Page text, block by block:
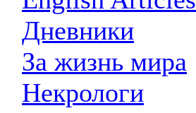
Дневники
За жизнь мира
Некрологи